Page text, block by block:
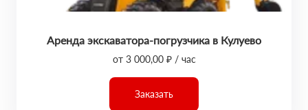
Аренда экскаватора-погрузчика в Кулуево
от 3 000,00 ₽ / час
Заказать